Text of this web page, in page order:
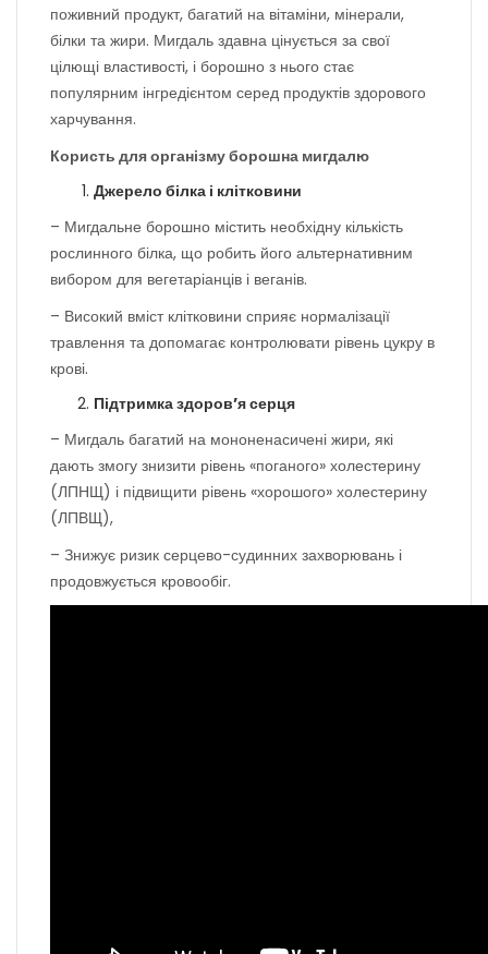
поживний продукт, багатий на вітаміни, мінерали,
білки та жири. Мигдаль здавна цінується за свої
цілющі властивості, і борошно з нього стає
популярним інгредієнтом серед продуктів здорового
харчування.
Користь для організму борошна мигдалю
Джерело білка і клітковини
– Мигдальне борошно містить необхідну кількість
рослинного білка, що робить його альтернативним
вибором для вегетаріанців і веганів.
– Високий вміст клітковини сприяє нормалізації
травлення та допомагає контролювати рівень цукру в
крові.
Підтримка здоров’я серця
– Мигдаль багатий на мононенасичені жири, які
дають змогу знизити рівень «поганого» холестерину
(ЛПНЩ) і підвищити рівень «хорошого» холестерину
(ЛПВЩ),
– Знижує ризик серцево-судинних захворювань і
продовжується кровообіг.